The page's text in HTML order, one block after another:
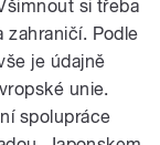
si třeba
zahraničí. Podle
je údajně
unie.
spolupráce